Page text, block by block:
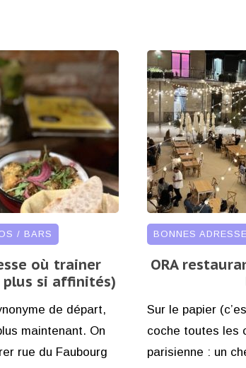
/ BARS
où trainer
si affinités)
de départ,
maintenant. On
rue du Faubourg
BONNES
ORA
Sur le papier
coche toutes les
parisienne : un